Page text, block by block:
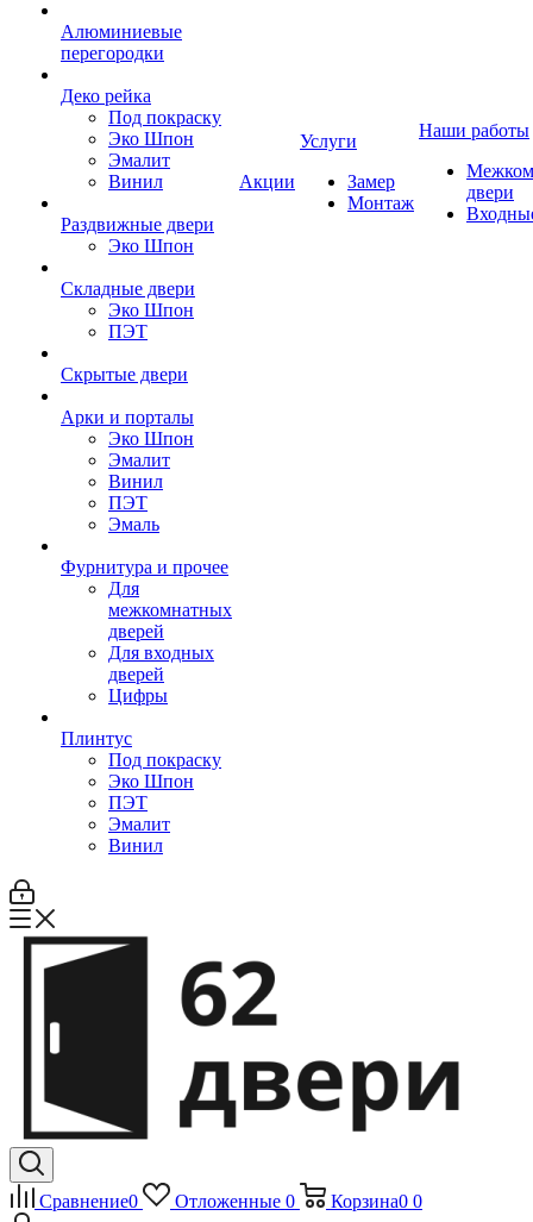
Алюминиевые
перегородки
Деко рейка
Под покраску
Эко Шпон
Эмалит
Винил
Раздвижные двери
Эко Шпон
Складные двери
Эко Шпон
ПЭТ
Скрытые двери
Арки и порталы
Эко Шпон
Эмалит
Винил
ПЭТ
Эмаль
Фурнитура и прочее
Для
межкомнатных
дверей
Для входных
дверей
Цифры
Плинтус
Под покраску
Эко Шпон
ПЭТ
Эмалит
Винил
Акции
Услуги
Замер
Монтаж
Наши работы
двери
Сравнение0 Отложенные 0 Корзина0 0